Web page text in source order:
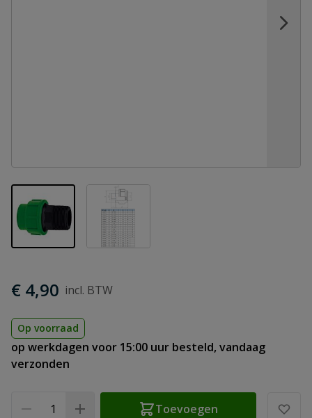
View larger imageView larger image
€ 4,90
Op voorraad
op werkdagen voor 15:00 uur besteld, vandaag
verzonden
Toevoegen